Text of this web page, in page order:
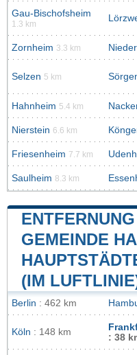
Gau-Bischofsheim
1.3 km
Zornheim 3.3 km
Selzen 5 km
Hahnheim 5.4 km
Nierstein 6.6 km
Friesenheim 7.7 km
Saulheim 8.3 km
GEMEINDE
(IM
Berlin : 462 km
Köln : 148 km
: 38